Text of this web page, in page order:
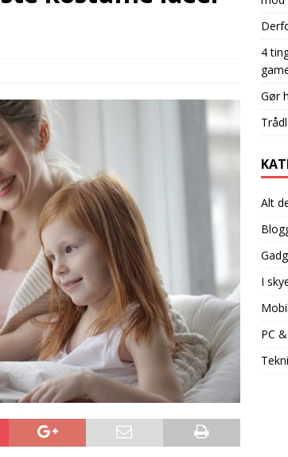
sikkerhed mod elektriske ulykker
4
Gør
Alt
I
Mobil
PC